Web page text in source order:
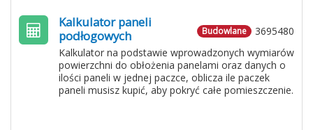
3695480
Budowlane
Kalkulator paneli
podłogowych
Kalkulator na podstawie wprowadzonych wymiarów
powierzchni do obłożenia panelami oraz danych o
ilości paneli w jednej paczce, oblicza ile paczek
paneli musisz kupić, aby pokryć całe pomieszczenie.